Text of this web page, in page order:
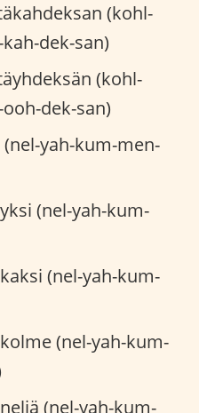
(kohl-
dek-san)
(kohl-
dek-san)
yah-kum-men-
(nel-yah-kum-
(nel-yah-kum-
(nel-yah-kum-
(nel-yah-kum-